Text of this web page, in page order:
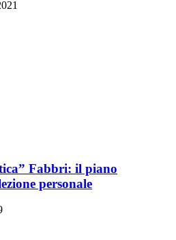
Fabbri: il piano
personale